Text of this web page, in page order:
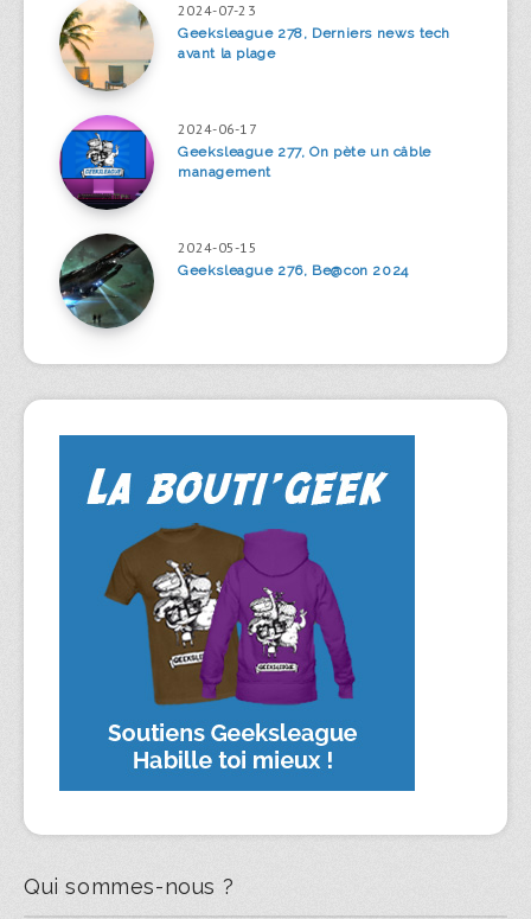
2024-07-23
Geeksleague 278, Derniers news tech
avant la plage
2024-06-17
Geeksleague 277, On pète un câble
management
2024-05-15
Geeksleague 276, Be@con 2024
Qui sommes-nous ?